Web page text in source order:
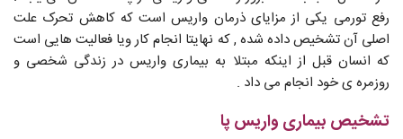
رفع تورمی یکی از مزایای ذرمان واریس است که کاهش تحرک علت
اصلی آن تشخیص داده شده , که نهایتا انجام کار ویا فعالیت هایی است
که انسان قبل از اینکه مبتلا به بیماری واریس در زندگی شخصی و
روزمره ی خود انجام می داد .
تشخیص بیماری واریس پا